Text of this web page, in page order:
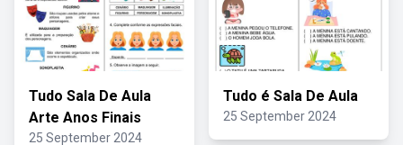
Tudo Sala De Aula
Arte Anos Finais
25 September 2024
Tudo é Sala De Aula
25 September 2024